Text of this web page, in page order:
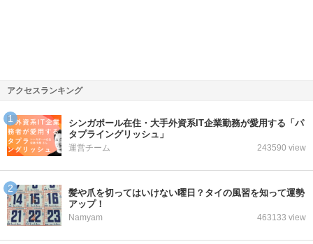
アクセスランキング
シンガポール在住・大手外資系IT企業勤務が愛用する「パ
タプライングリッシュ」
運営チーム 243590 view
髪や爪を切ってはいけない曜日？タイの風習を知って運勢
アップ！
Namyam 463133 view